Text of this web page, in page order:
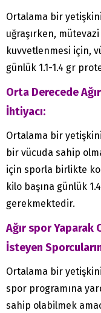
Ortalama bir
uğraşırken,
kuvvetlenmesi için,
günlük 1.1-1.4 gr
Orta Derecede
İhtiyacı:
Ortalama bir
bir vücuda sahip
için sporla birlikte
kilo başına günlük
gerekmektedir.
Ağır spor
İsteyen
Ortalama bir
spor programına
sahip olabilmek